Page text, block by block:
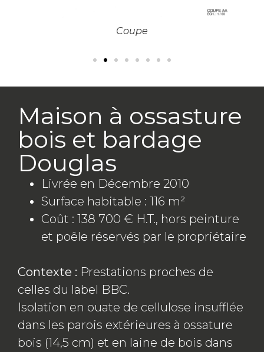
Coupe
Maison à ossasture
bois et bardage
Douglas
Livrée en Décembre 2010
Surface habitable : 116 m²
Coût : 138 700 € H.T., hors peinture
et poêle réservés par le propriétaire
Contexte : Prestations proches de
celles du label BBC.
Isolation en ouate de cellulose insufflée
dans les parois extérieures à ossature
bois (14,5 cm) et en laine de bois dans